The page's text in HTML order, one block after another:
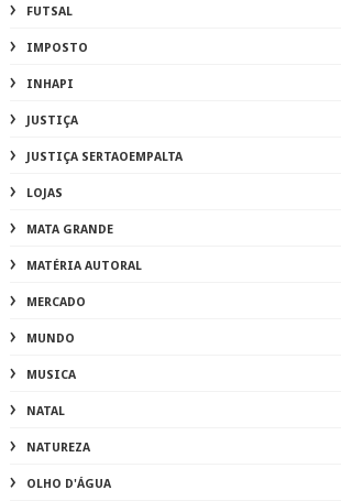
FUTSAL
IMPOSTO
INHAPI
JUSTIÇA
JUSTIÇA SERTAOEMPALTA
LOJAS
MATA GRANDE
MATÉRIA AUTORAL
MERCADO
MUNDO
MUSICA
NATAL
NATUREZA
OLHO D'ÁGUA